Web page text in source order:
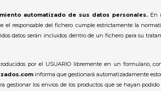
automatizado de sus datos personales. En
el responsable del fichero cumple estrictamente la
datos serán incluidos dentro de un fichero para su
por el USUARIO libremente en un formulario,
informa que gestionará automatizadamente
los envíos de los productos que se hayan